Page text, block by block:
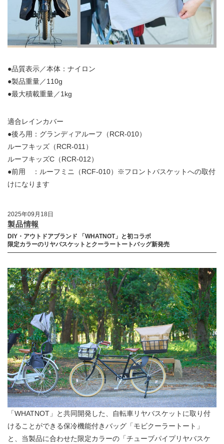
●品質表示／本体：ナイロン
●製品重量／110g
●最大積載重量／1kg
適合レインカバー
●後ろ用：グランディアルーフ（RCR-010）
ルーフキッズ（RCR-011）
ルーフキッズC（RCR-012）
●前用 ：ルーフミニ（RCF-010）※フロントバスケットへの取付
けになります
2025年09月18日
製品情報
DIY・アウトドアブランド 「WHATNOT」と初コラボ
限定カラーのリヤバスケットとクーラートートバッグ新発売
「WHATNOT」と共同開発した、自転車リヤバスケットに取り付
けることができる保冷機能付きバッグ「モビクーラートート」
と、当製品に合わせた限定カラーの「チューブパイプリヤバスケ